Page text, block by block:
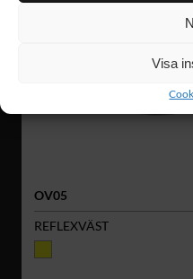
Visa
OV05
REFLEXVÄST